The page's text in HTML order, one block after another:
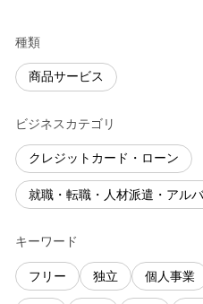
種類
商品サービス
ビジネスカテゴリ
クレジットカード・ローン
就職・転職・人材派遣・アル
キーワード
フリー 独立 個人事業